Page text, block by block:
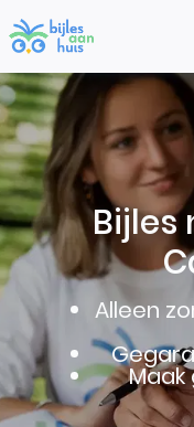
Bijles
Alleen
Maak